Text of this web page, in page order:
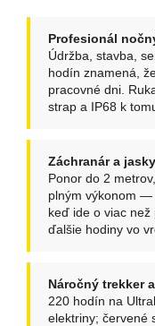
Profesionál
Údržba, stavba,
hodín znamená,
pracovné dni.
strap a IP68 k
Záchranár a
Ponor do 2
plným výkonom —
keď ide o viac
ďalšie hodiny vo
Náročný trekker
220 hodín na
elektriny; červené